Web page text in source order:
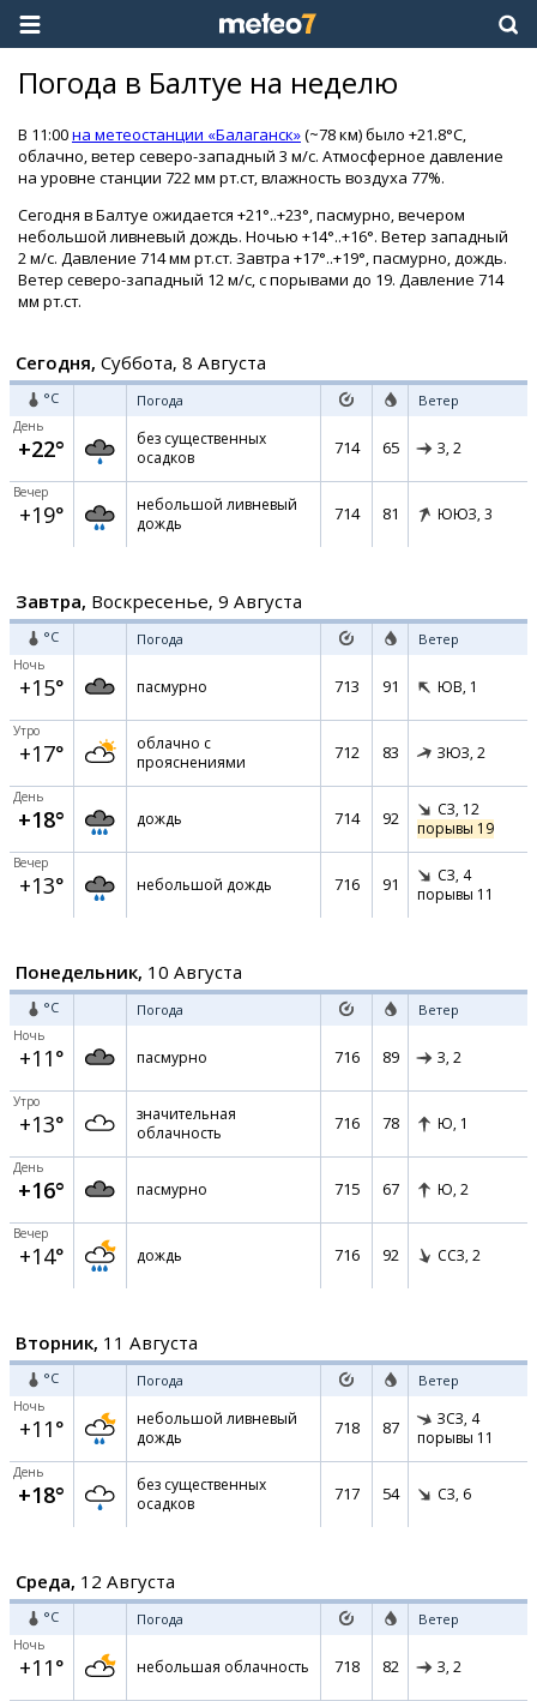
Погода в Балтуе на неделю
В 11:00на метеостанции «Балаганск»(~78 км) было +21.8°C,
облачно, ветер северо-западный 3 м/с. Атмосферное давление
на уровне станции 722 мм рт.ст, влажность воздуха 77%.
Сегодня в Балтуе ожидается +21°..+23°, пасмурно, вечером
небольшой ливневый дождь. Ночью +14°..+16°. Ветер западный
2 м/с. Давление 714 мм рт.ст. Завтра +17°..+19°, пасмурно, дождь.
Ветер северо-западный 12 м/с, с порывами до 19. Давление 714
мм рт.ст.
Сегодня, Суббота, 8 Августа
°C Погода Ветер
День
+22°
без существенных
осадков
714 65 З, 2
Вечер
+19°
небольшой ливневый
дождь
714 81 ЮЮЗ, 3
Завтра, Воскресенье, 9 Августа
°C Погода Ветер
Ночь
+15° пасмурно 713 91 ЮВ, 1
Утро
+17°
облачно с
прояснениями
712 83 ЗЮЗ, 2
День
+18° дождь 714 92 СЗ, 12
порывы 19
Вечер
+13° небольшой дождь 716 91 СЗ, 4
порывы 11
Понедельник, 10 Августа
°C Погода Ветер
Ночь
+11° пасмурно 716 89 З, 2
Утро
+13°
значительная
облачность
716 78 Ю, 1
День
+16° пасмурно 715 67 Ю, 2
Вечер
+14° дождь 716 92 ССЗ, 2
Вторник, 11 Августа
°C Погода Ветер
Ночь
+11°
небольшой ливневый
дождь
718 87 ЗСЗ, 4
порывы 11
День
+18°
без существенных
осадков
717 54 СЗ, 6
Среда, 12 Августа
°C Погода Ветер
Ночь
+11° небольшая облачность 718 82 З, 2